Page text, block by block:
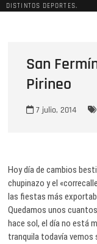
DISTINTOS DEPORTES.
San
Pirineo
7 julio, 2014
Hoy día de cambios
chupinazo y el
las fiestas más
Quedamos unos
hace sol, el día no está
tranquila todavía vemos